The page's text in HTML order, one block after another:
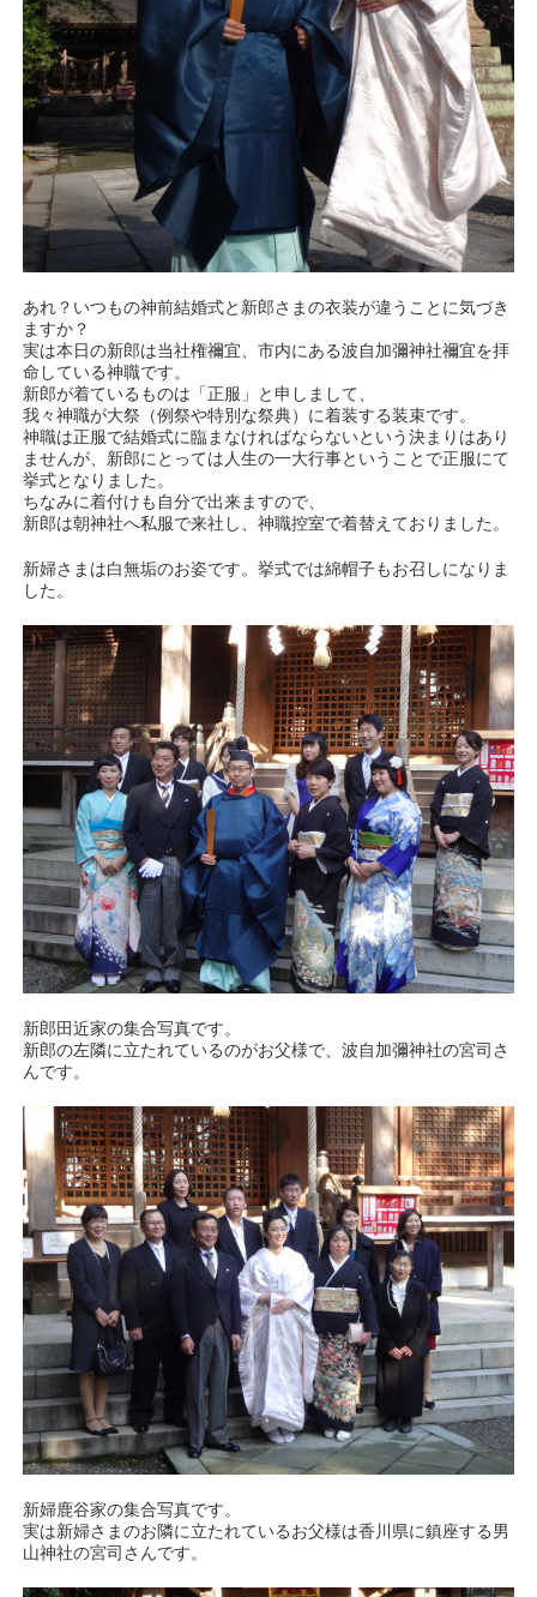
あれ？いつもの神前結婚式と新郎さまの衣装が違うことに気づき
ますか？
実は本日の新郎は当社権禰宜、市内にある波自加彌神社禰宜を拝
命している神職です。
新郎が着ているものは「正服」と申しまして、
我々神職が大祭（例祭や特別な祭典）に着装する装束です。
神職は正服で結婚式に臨まなければならないという決まりはあり
ませんが、新郎にとっては人生の一大行事ということで正服にて
挙式となりました。
ちなみに着付けも自分で出来ますので、
新郎は朝神社へ私服で来社し、神職控室で着替えておりました。
新婦さまは白無垢のお姿です。挙式では綿帽子もお召しになりま
した。
新郎田近家の集合写真です。
新郎の左隣に立たれているのがお父様で、波自加彌神社の宮司さ
んです。
新婦鹿谷家の集合写真です。
実は新婦さまのお隣に立たれているお父様は香川県に鎮座する男
山神社の宮司さんです。